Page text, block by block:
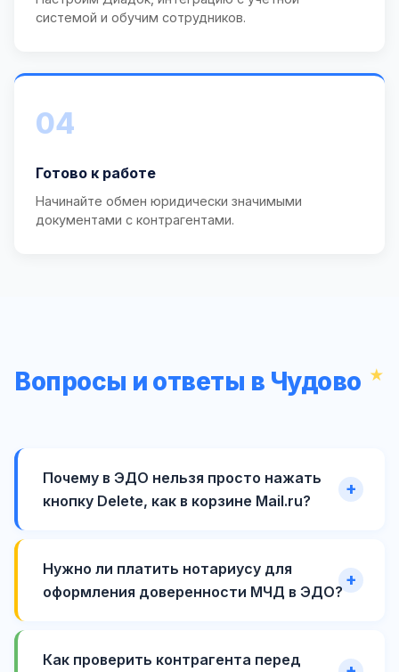
системой и обучим сотрудников.
04
Готово к работе
Начинайте обмен юридически значимыми
документами с контрагентами.
Вопросы и ответы в Чудово
Почему в ЭДО нельзя просто нажать
кнопку Delete, как в корзине Mail.ru?
Нужно ли платить нотариусу для
оформления доверенности МЧД в ЭДО?
Как проверить контрагента перед